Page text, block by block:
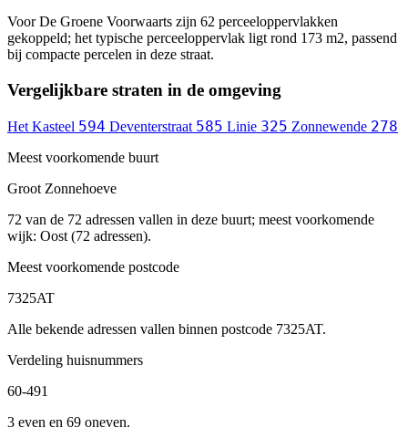
Voor De Groene Voorwaarts zijn 62 perceeloppervlakken
gekoppeld; het typische perceeloppervlak ligt rond 173 m2, passend
bij compacte percelen in deze straat.
Vergelijkbare straten in de omgeving
Het Kasteel 594 Deventerstraat 585 Linie 325 Zonnewende 278
Meest voorkomende buurt
Groot Zonnehoeve
72 van de 72 adressen vallen in deze buurt; meest voorkomende
wijk: Oost (72 adressen).
Meest voorkomende postcode
7325AT
Alle bekende adressen vallen binnen postcode 7325AT.
Verdeling huisnummers
60-491
3 even en 69 oneven.